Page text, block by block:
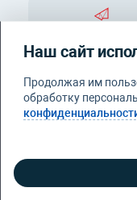
Контакты
Политика
коммуникации. Все
Наш сайт
Продолжая им
обработку